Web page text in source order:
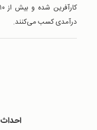
درآمدی کسب می‌کنند.
احداث ۹ مرکز کارآفرینی در کرمانشاه